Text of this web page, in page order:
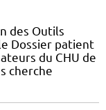
des Outils
Dossier patient
du CHU de
cherche